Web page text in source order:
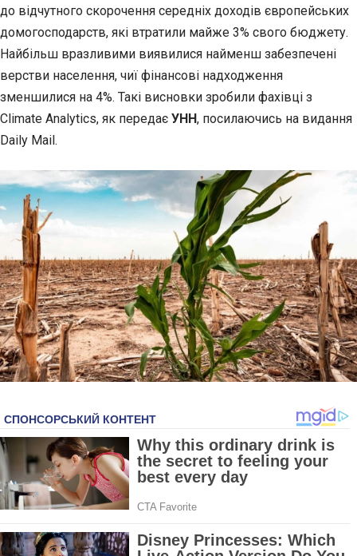
до відчутного скорочення середніх доходів європейських
домогосподарств, які втратили майже 3% свого бюджету.
Найбільш вразливими виявилися найменш забезпечені
верстви населення, чиї фінансові надходження
зменшилися на 4%. Такі висновки зробили фахівці з
Climate Analytics, як передає УНН, посилаючись на видання
Daily Mail.